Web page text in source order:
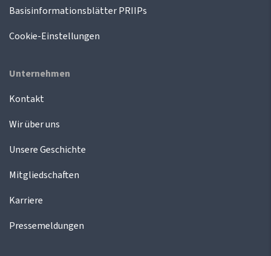
Basisinformationsblätter PRIIPs
Cookie-Einstellungen
Unternehmen
Kontakt
Wir über uns
Unsere Geschichte
Mitgliedschaften
Karriere
Pressemeldungen